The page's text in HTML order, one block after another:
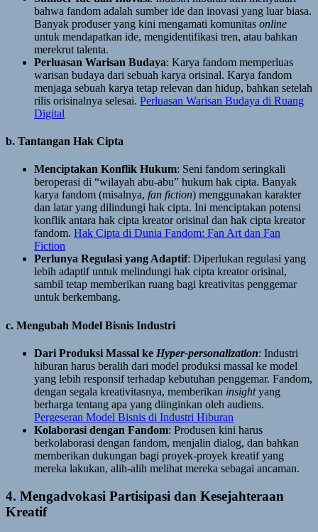
bahwa fandom adalah sumber ide dan inovasi yang luar biasa.
Banyak produser yang kini mengamati komunitas online
untuk mendapatkan ide, mengidentifikasi tren, atau bahkan
merekrut talenta.
Perluasan Warisan Budaya: Karya fandom memperluas
warisan budaya dari sebuah karya orisinal. Karya fandom
menjaga sebuah karya tetap relevan dan hidup, bahkan setelah
rilis orisinalnya selesai. Perluasan Warisan Budaya di Ruang
Digital
b. Tantangan Hak Cipta
Menciptakan Konflik Hukum: Seni fandom seringkali
beroperasi di “wilayah abu-abu” hukum hak cipta. Banyak
karya fandom (misalnya, fan fiction) menggunakan karakter
dan latar yang dilindungi hak cipta. Ini menciptakan potensi
konflik antara hak cipta kreator orisinal dan hak cipta kreator
fandom. Hak Cipta di Dunia Fandom: Fan Art dan Fan
Fiction
Perlunya Regulasi yang Adaptif: Diperlukan regulasi yang
lebih adaptif untuk melindungi hak cipta kreator orisinal,
sambil tetap memberikan ruang bagi kreativitas penggemar
untuk berkembang.
c. Mengubah Model Bisnis Industri
Dari Produksi Massal ke Hyper-personalization: Industri
hiburan harus beralih dari model produksi massal ke model
yang lebih responsif terhadap kebutuhan penggemar. Fandom,
dengan segala kreativitasnya, memberikan insightyang
berharga tentang apa yang diinginkan oleh audiens.
Pergeseran Model Bisnis di Industri Hiburan
Kolaborasi dengan Fandom: Produsen kini harus
berkolaborasi dengan fandom, menjalin dialog, dan bahkan
memberikan dukungan bagi proyek-proyek kreatif yang
mereka lakukan, alih-alih melihat mereka sebagai ancaman.
4. Mengadvokasi Partisipasi dan Kesejahteraan
Kreatif